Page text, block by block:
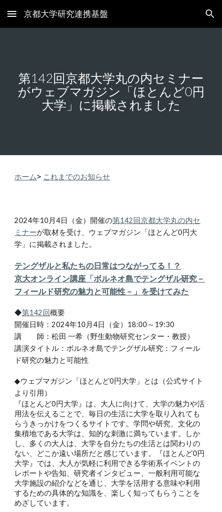
Skip to main content Skip to navigation
京都大学研究連携基盤
第142回京都大学丸の内セミナー
がウェブマガジン「ほとんど0円
大学」 に掲載されました
ホーム> これまでのお知らせ
2024年10 月4日（金）開催の第142回京都大学丸の内セ
ミナーが取材を受け、ウェブマガジン「ほとんど0円大
学」 に掲載されました。
テングザルと私たちの日常はつながってる！？
京大オンライン講座「ボルネオ島でテングザル研究－
フィールド研究の魅力と可能性－」を受けてみた
◆第142回概要
開催日時：2024年10月4日（金）18:00～19:30
講 師：松田 一希（野生動物研究センター・教授）
講演タイトル： ボルネオ島でテングザル研究：フィール
ド研究の魅力と可能性
◆ウェブマガジン「ほとんど0円大学」 とは（公式サイト
より引用）
『ほとんど0円大学』は、大人に向けて、大学の魅力や活
用法を伝えることで、毎日の生活に大学を取り入れても
らうきっかけをつくるサイトです。学問や研究、文化の
集積地である大学は、知的な刺激に満ちています。しか
し、多くの大人は、大学を自分たちの生活とは関わりの
ない、どこか遠い場所だと感じています。『ほとんど0円
大学』では、大人が気軽に利用できる学術系イベントの
レポートや告知、研究者インタビュー、一般利用可能な
大学施設の紹介などを通じ、大学を活用する意味や利用
するための具体的な知識を、楽しく知ってもらうことを
めざしています。